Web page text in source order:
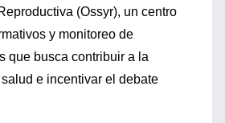
(Ossyr), un centro
y monitoreo de
que busca contribuir a la
e incentivar el debate